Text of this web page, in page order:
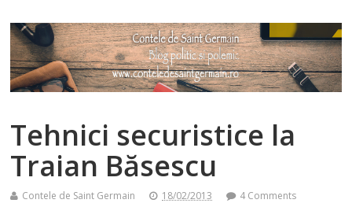
Tehnici securistice la
Traian Băsescu
Contele de Saint Germain 18/02/2013 4 Comments